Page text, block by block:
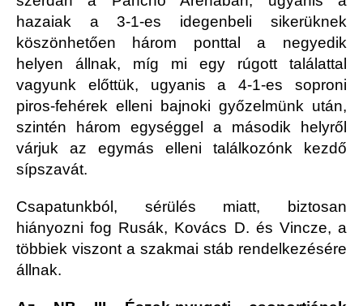
hazaiak a 3-1-es idegenbeli sikerüknek
köszönhetően három ponttal a negyedik
helyen állnak, míg mi egy rúgott találattal
vagyunk előttük, ugyanis a 4-1-es soproni
piros-fehérek elleni bajnoki győzelmünk után,
szintén három egységgel a második helyről
várjuk az egymás elleni találkozónk kezdő
sípszavát.
Csapatunkból, sérülés miatt, biztosan
hiányozni fog Rusák, Kovács D. és Vincze, a
többiek viszont a szakmai stáb rendelkezésére
állnak.